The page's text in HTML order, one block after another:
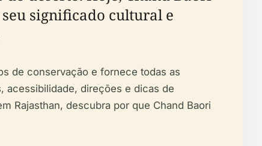
significado cultural e
de conservação e fornece todas as
acessibilidade, direções e dicas de
Rajasthan, descubra por que Chand Baori